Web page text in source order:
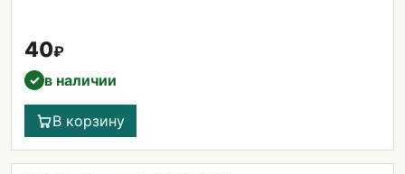
40₽
✓ в наличии
В корзину